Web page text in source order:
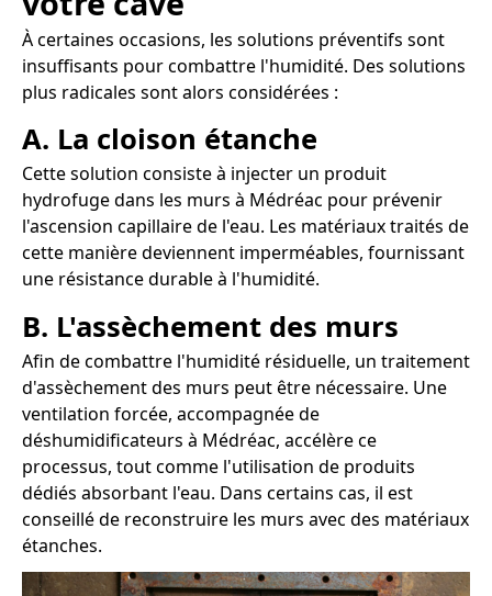
À certaines occasions, les solutions préventifs sont
insuffisants pour combattre l'humidité. Des solutions
plus radicales sont alors considérées :
A. La cloison étanche
Cette solution consiste à injecter un produit
hydrofuge dans les murs à Médréac pour prévenir
l'ascension capillaire de l'eau. Les matériaux traités de
cette manière deviennent imperméables, fournissant
une résistance durable à l'humidité.
B. L'assèchement des murs
Afin de combattre l'humidité résiduelle, un traitement
d'assèchement des murs peut être nécessaire. Une
ventilation forcée, accompagnée de
déshumidificateurs à Médréac, accélère ce
processus, tout comme l'utilisation de produits
dédiés absorbant l'eau. Dans certains cas, il est
conseillé de reconstruire les murs avec des matériaux
étanches.